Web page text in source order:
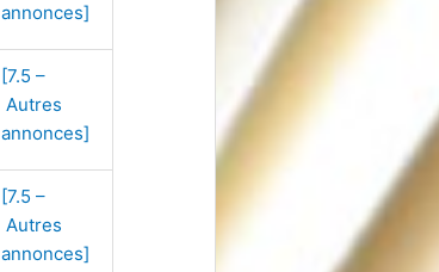
annonces]
[7.5 –
Autres
annonces]
[7.5 –
Autres
annonces]